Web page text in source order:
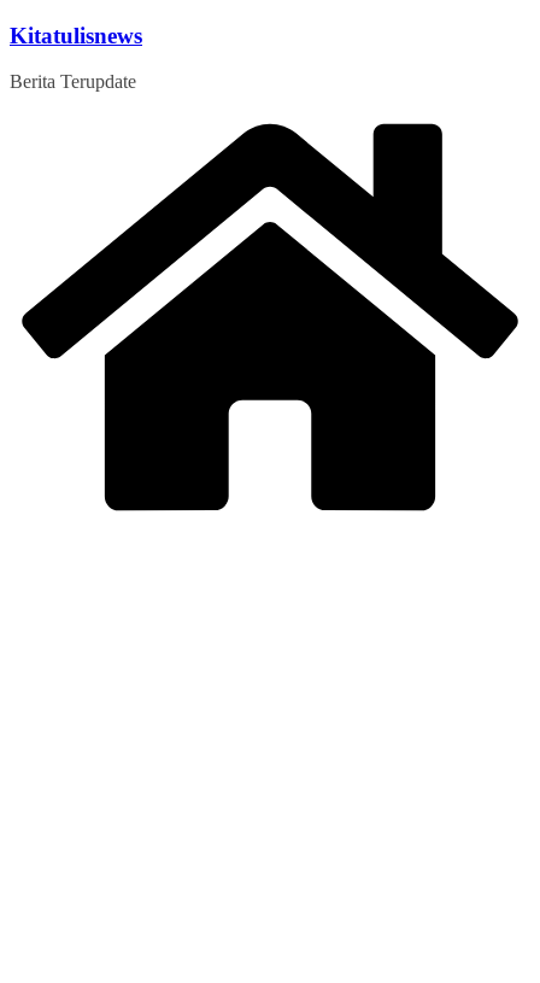
Skip
content
Kitatulisnews
Berita Terupdate